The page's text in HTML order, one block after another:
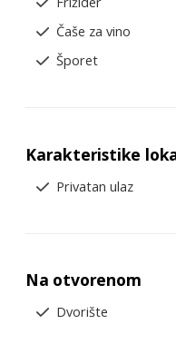
Čaše za vino
Šporet
Karakteristike
Privatan ulaz
Na otvorenom
Dvorište